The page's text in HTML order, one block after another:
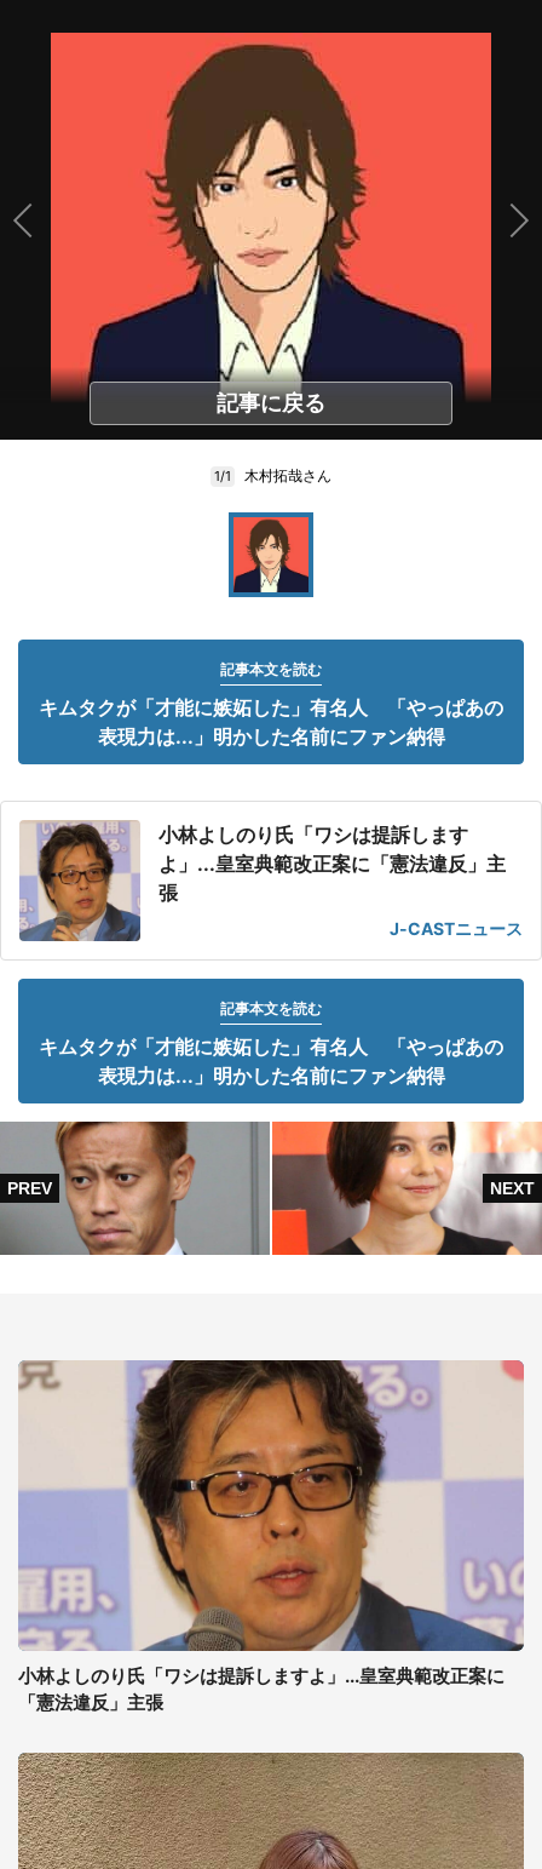
記事に戻る
1/1 木村拓哉さん
記事本文を読む
キムタクが「才能に嫉妬した」有名人 「やっぱあの
表現力は...」明かした名前にファン納得
小林よしのり氏「ワシは提訴します
よ」...皇室典範改正案に「憲法違反」主
張
J-CASTニュース
記事本文を読む
キムタクが「才能に嫉妬した」有名人 「やっぱあの
表現力は...」明かした名前にファン納得
小林よしのり氏「ワシは提訴しますよ」...皇室典範改正案に
「憲法違反」主張